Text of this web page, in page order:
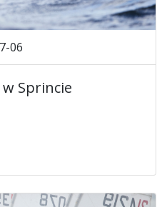
06
Sprincie